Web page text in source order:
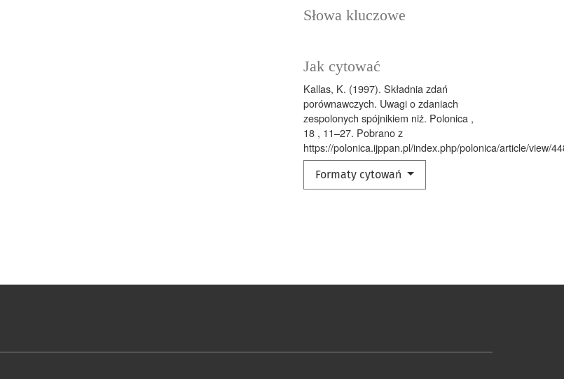
Słowa kluczowe
Jak cytować
Kallas, K. (1997). Składnia zdań
porównawczych. Uwagi o zdaniach
zespolonych spójnikiem niż. Polonica ,
18 , 11–27. Pobrano z
https://polonica.ijppan.pl/index.php/polonica/article/view/
Formaty cytowań